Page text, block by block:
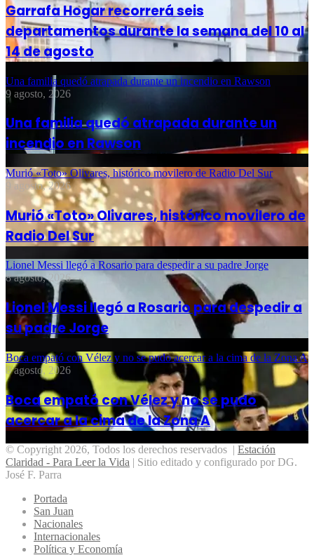
Garrafa Hogar recorrerá seis
departamentos durante la semana del 10 al
14 de agosto
Una familia quedó atrapada durante un incendio en Rawson
9 agosto, 2026
Una familia quedó atrapada durante un
incendio en Rawson
Murió «Toto» Olivares, histórico movilero de Radio Del Sur
9 agosto, 2026
Murió «Toto» Olivares, histórico movilero de
Radio Del Sur
Lionel Messi llegó a Rosario para despedir a su padre Jorge
8 agosto, 2026
Lionel Messi llegó a Rosario para despedir a
su padre Jorge
Boca empató con Vélez y no se pudo acercar a la cima de la Zona A
8 agosto, 2026
Boca empató con Vélez y no se pudo
acercar a la cima de la Zona A
© Copyright 2026, Todos los derechos reservados | Estación
Claridad - Para Leer la Vida | Sitio editado y configurado por DG.
José F. Parra
Portada
San Juan
Nacionales
Internacionales
Política y Economía